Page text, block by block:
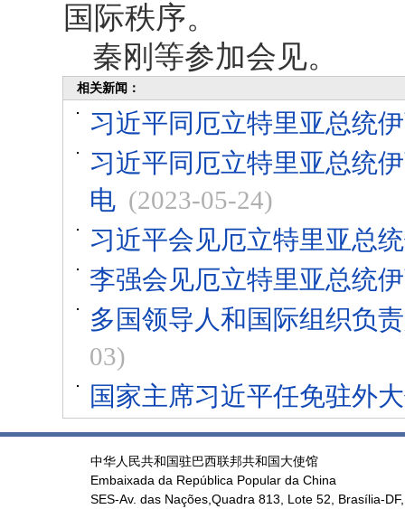
国际秩序。
秦刚等参加会见。
相关新闻：
习近平同厄立特里亚总统
习近平同厄立特里亚总统
电 (2023-05-24)
习近平会见厄立特里亚总
李强会见厄立特里亚总统
多国领导人和国际组织负
03)
国家主席习近平任免驻外
中华人民共和国驻巴西联邦共和国大使馆
Embaixada da República Popular da China
SES-Av. das Nações,Quadra 813, Lote 52, Brasília-